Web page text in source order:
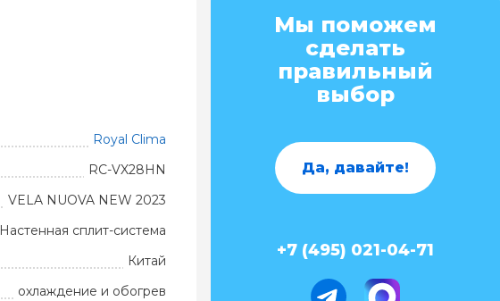
Royal Clima
RC-VX28HN
VELA NUOVA NEW 2023
Настенная сплит-система
Китай
охлаждение и обогрев
Мы поможем
сделать
правильный
выбор
Да, давайте!
+7 (495) 021-04-71